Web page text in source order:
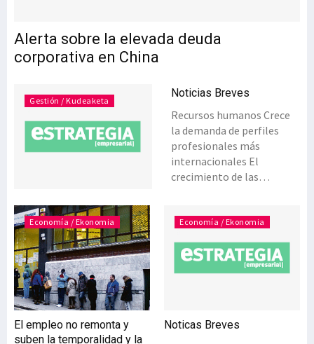
Alerta sobre la elevada deuda
corporativa en China
Gestión / Kudeaketa
Noticias Breves
Recursos humanos Crece
la demanda de perfiles
profesionales más
internacionales El
crecimiento de las
aumento de la necesidad
de puestos
internacionales por parte
de los departamentos de
lo constata la firma de
Economía / Ekonomia
El empleo no remonta y
suben la temporalidad y la
Economía / Ekonomia
Noticas Breves